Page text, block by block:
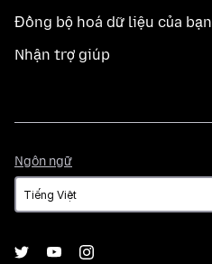
Đồng bộ hoá dữ liệu của bạn
Nhận trợ giúp
Ngôn ngữ
ngữ